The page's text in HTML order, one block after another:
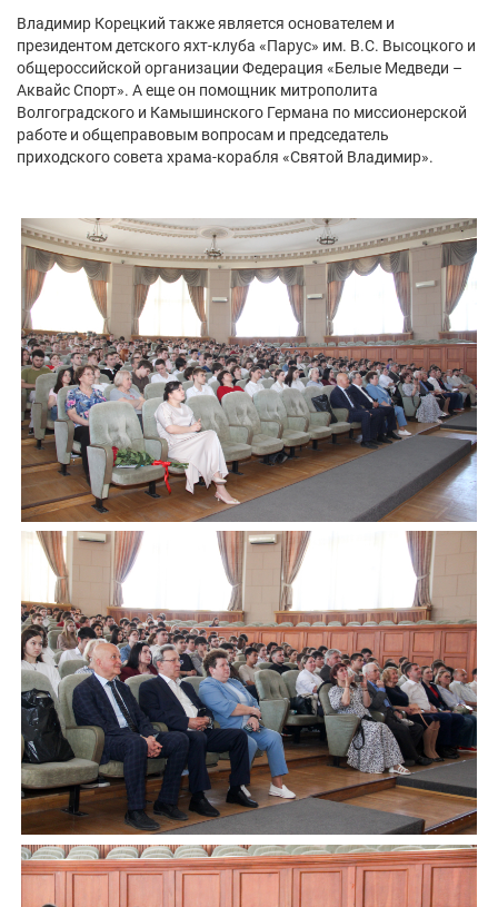
Владимир Корецкий также является основателем и
президентом детского яхт-клуба «Парус» им. В.С. Высоцкого и
общероссийской организации Федерация «Белые Медведи –
Аквайс Спорт». А еще он помощник митрополита
Волгоградского и Камышинского Германа по миссионерской
работе и общеправовым вопросам и председатель
приходского совета храма-корабля «Святой Владимир».